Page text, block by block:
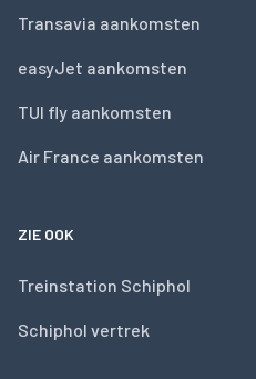
Transavia aankomsten
easyJet aankomsten
TUI fly aankomsten
Air France aankomsten
ZIE OOK
Treinstation Schiphol
Schiphol vertrek